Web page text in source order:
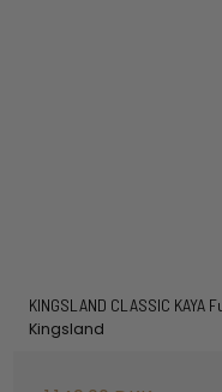
KINGSLAND CLASSIC
Kingsland